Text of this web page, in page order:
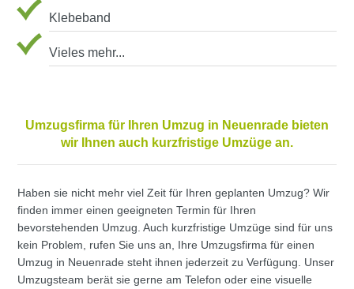
Klebeband
Vieles mehr...
Umzugsfirma für Ihren Umzug in Neuenrade bieten
wir Ihnen auch kurzfristige Umzüge an.
Haben sie nicht mehr viel Zeit für Ihren geplanten Umzug? Wir
finden immer einen geeigneten Termin für Ihren
bevorstehenden Umzug. Auch kurzfristige Umzüge sind für uns
kein Problem, rufen Sie uns an, Ihre Umzugsfirma für einen
Umzug in Neuenrade steht ihnen jederzeit zu Verfügung. Unser
Umzugsteam berät sie gerne am Telefon oder eine visuelle